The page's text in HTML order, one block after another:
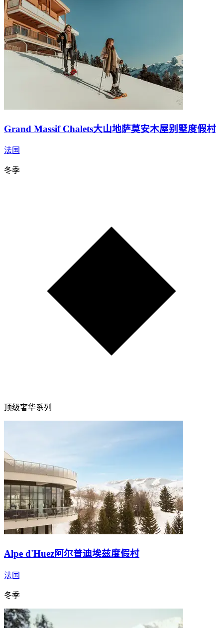
Grand Massif Chalets大山地萨莫安木屋别墅度假村
法国
冬季
顶级奢华系列
Alpe d'Huez阿尔普迪埃兹度假村
法国
冬季